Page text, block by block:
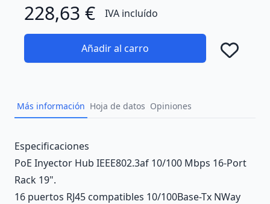
228,63 € IVA incluído
Añadir al carro
Más información Hoja de datos Opiniones
Description
Especificaciones
PoE Inyector Hub IEEE802.3af 10/100 Mbps 16-Port
Rack 19".
16 puertos RJ45 compatibles 10/100Base-Tx NWay